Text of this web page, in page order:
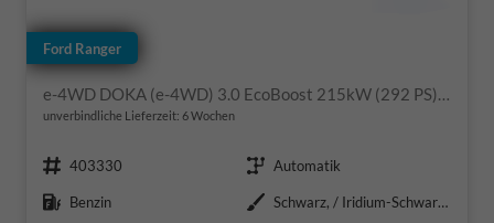
Ford Ranger
e-4WD DOKA (e-4WD) 3.0 EcoBoost 215kW (292 PS) 4WD 1-Gang-DSG
unverbindliche Lieferzeit: 6 Wochen
Fahrzeugnr. 403330 Getriebe Automatik
Kraftstoff Benzin Außenfarbe
Schwarz, / Iridium-Schwarz Metallic (000ZH0)